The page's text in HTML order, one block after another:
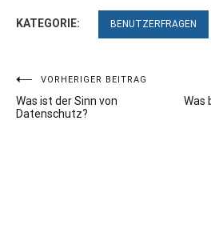
KATEGORIE: BENUTZERFRAGEN
Beitragsnavigation
VORHERIGER BEITRAG
Was ist der Sinn von
Datenschutz?
Was